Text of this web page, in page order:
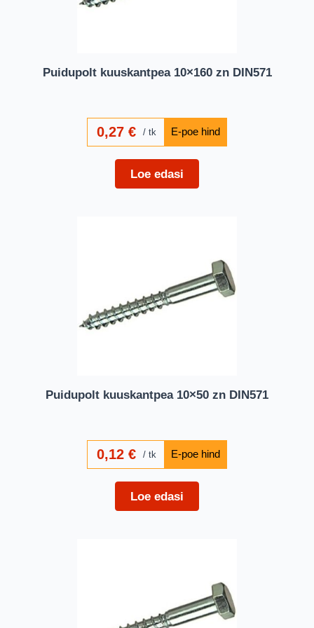
Puidupolt kuuskantpea 10×160 zn DIN571
0,27€ tk
Loe edasi
Puidupolt kuuskantpea 10×50 zn DIN571
0,12€ tk
Loe edasi